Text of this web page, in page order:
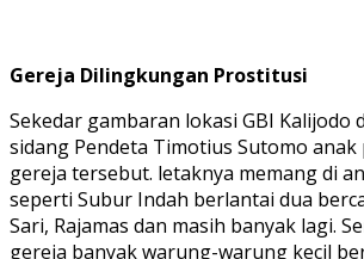
Gereja Dilingkungan Prostitusi
Sekedar gambaran lokasi GBI Kalijodo
sidang Pendeta Timotius Sutomo anak
gereja tersebut. letaknya memang di
seperti Subur Indah berlantai dua
Sari, Rajamas dan masih banyak lagi.
gereja banyak warung-warung kecil